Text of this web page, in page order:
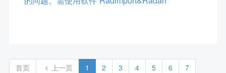
首页 上一页 1 2 3 4 5 6
7